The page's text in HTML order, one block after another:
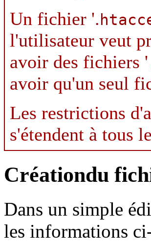
Un fichier '.
l'utilisateur veut
avoir des fichiers '
avoir qu'un seul
Les restrictions
s'étendent à tous
Créationdu
Dans un simple
les informations